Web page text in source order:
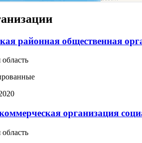
районная общественная
область
организация
область